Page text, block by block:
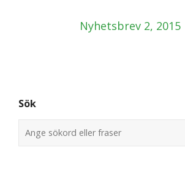
Nyhetsbrev 2, 2015
Sök